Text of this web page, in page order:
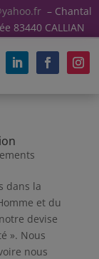
– Chantal
83440 CALLIAN
dans la
et du
devise
». Nous
nous